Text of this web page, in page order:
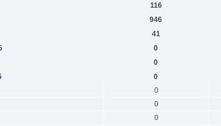
116
946
41
0
0
0
0
0
0